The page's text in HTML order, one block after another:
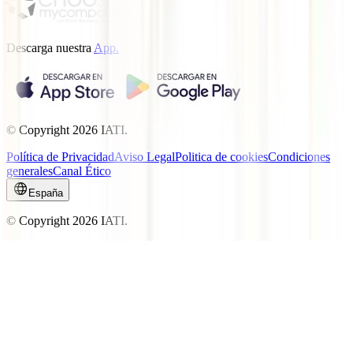
Descarga nuestra App.
© Copyright 2026 IATI.
Política de PrivacidadAviso LegalPolitica de cookiesCondiciones
generalesCanal Ético
España
© Copyright 2026 IATI.